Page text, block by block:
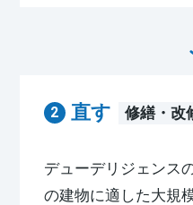
直す 修繕・改
デューデリジェンス
の建物に適した大規